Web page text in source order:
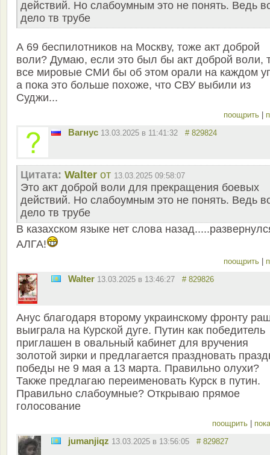
действий. Но слабоумным это не понять. Ведь
дело тв трубе
А 69 беспилотников на Москву, тоже акт доброй
воли? Думаю, если это был бы акт доброй воли,
все мировые СМИ бы об этом орали на каждом
а пока это больше похоже, что СВУ выбили из
Суджи...
поощрить
Вагнус 13.03.2025 в 11:41:32 # 829824
Цитата: Walter от 13.03.2025 09:58:07
Это акт доброй воли для прекращения боевых
действий. Но слабоумным это не понять. Ведь
дело тв трубе
В казахском языке нет слова
АЛГА!
поощрить
Walter 13.03.2025 в 13:46:27 # 829826
Анус благодаря второму украинскому фронту
выиграла на Курской дуге. Путин как победитель
приглашен в овальный кабинет для вручения
золотой зирки и предлагается праздновать
победы не 9 мая а 13 марта. Правильно олухи?
Также предлагаю переименовать Курск в путин.
Правильно слабоумные? Открываю прямое
голосование
поощрить
jumanjiqz 13.03.2025 в 13:56:05 # 829827